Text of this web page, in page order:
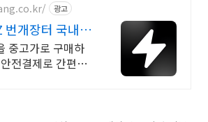
광고
개장터 국내
고거래
중고가로 구매하
전결제로 간편하